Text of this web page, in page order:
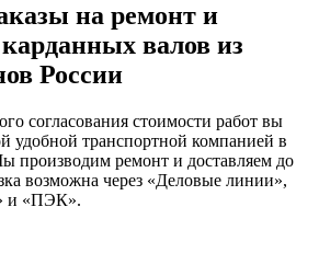
на ремонт и
валов из
России
согласования стоимости работ вы
удобной транспортной компанией в
ремонт и доставляем до
возможна через «Деловые линии»,
и «ПЭК».